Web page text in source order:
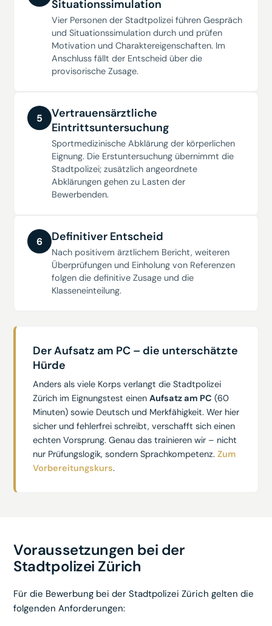
Situationssimulation
Vier Personen der Stadtpolizei führen Gespräch
und Situationssimulation durch und prüfen
Motivation und Charaktereigenschaften. Im
Anschluss fällt der Entscheid über die
provisorische Zusage.
5
Vertrauensärztliche
Eintrittsuntersuchung
Sportmedizinische Abklärung der körperlichen
Eignung. Die Erstuntersuchung übernimmt die
Stadtpolizei; zusätzlich angeordnete
Abklärungen gehen zu Lasten der
Bewerbenden.
6 Definitiver Entscheid
Nach positivem ärztlichem Bericht, weiteren
Überprüfungen und Einholung von Referenzen
folgen die definitive Zusage und die
Klasseneinteilung.
Der Aufsatz am PC – die unterschätzte
Hürde
Anders als viele Korps verlangt die Stadtpolizei
Zürich im Eignungstest einenAufsatz am PC (60
Minuten) sowie Deutsch und Merkfähigkeit. Wer hier
sicher und fehlerfrei schreibt, verschafft sich einen
echten Vorsprung. Genau das trainieren wir – nicht
nur Prüfungslogik, sondern Sprachkompetenz.Zum
Vorbereitungskurs.
Voraussetzungen bei der
Stadtpolizei Zürich
Für die Bewerbung bei der Stadtpolizei Zürich gelten die
folgenden Anforderungen: